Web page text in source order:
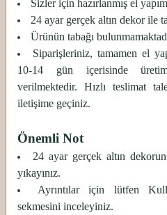
Sizler için hazırlanmış el
24 ayar gerçek altın dekor ile
Ürünün tabağı
Siparişleriniz, tamamen el
10-14 gün içerisinde
verilmektedir. Hızlı teslimat
iletişime geçiniz.
Önemli Not
24 ayar gerçek altın
yıkayınız.
Ayrıntılar için lütfen
sekmesini inceleyiniz.